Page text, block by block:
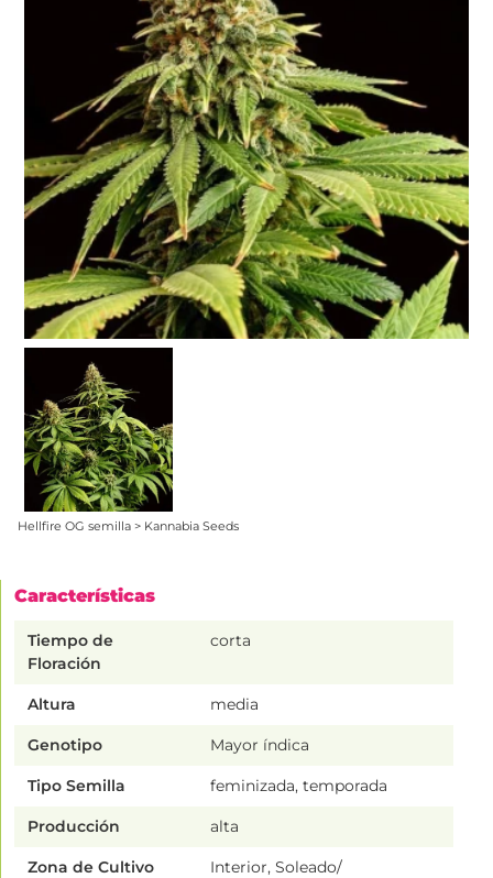
Hellfire OG semilla > Kannabia Seeds
Características
Tiempo de
Floración
corta
Altura media
Genotipo Mayor índica
Tipo Semilla feminizada, temporada
Producción alta
Zona de Cultivo
Interior, Soleado/